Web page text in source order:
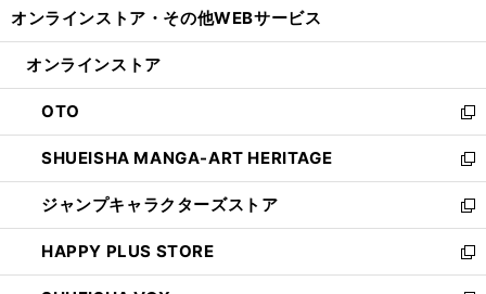
開
ン
ウ
で
開
く
ウ
ン
ド
ウ
で
開
く
オンラインストア・ その他WEBサービス
オンラインストア
OTO
新
し
い
ウ
ィ
ン
ド
ウ
SHUEISHA MANGA-ART HERITAGE
新
し
い
ウ
ィ
ン
ジャンプキャラクターズストア
新
し
い
ウ
HAPPY PLUS STORE
新
し